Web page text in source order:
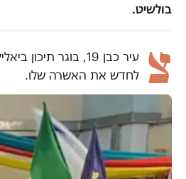
בולשיט.
צ
עיר כבן 19, בוגר
לחדש את האשרה שלו.